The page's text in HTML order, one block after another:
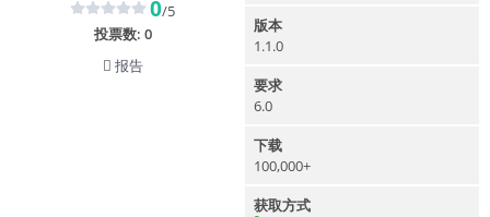
0/5
投票数: 0
报告
版本
1.1.0
要求
6.0
下载
100,000+
获取方式